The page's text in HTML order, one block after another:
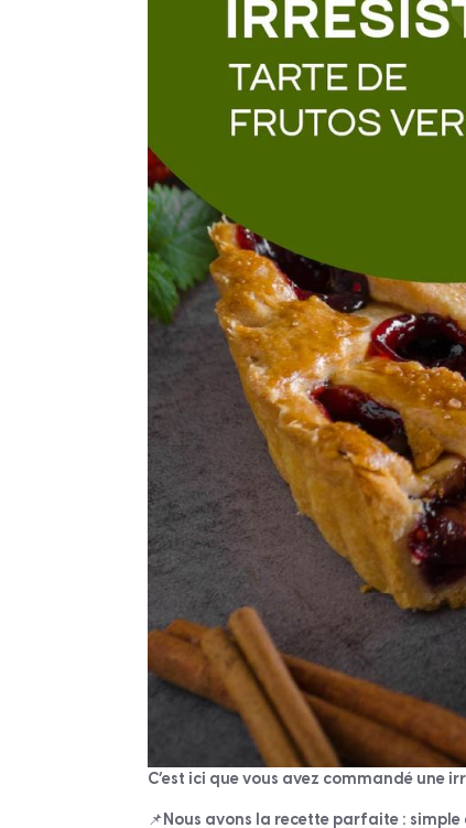
C’est ici que vous avez commandé une
📌Nous avons la recette parfaite :